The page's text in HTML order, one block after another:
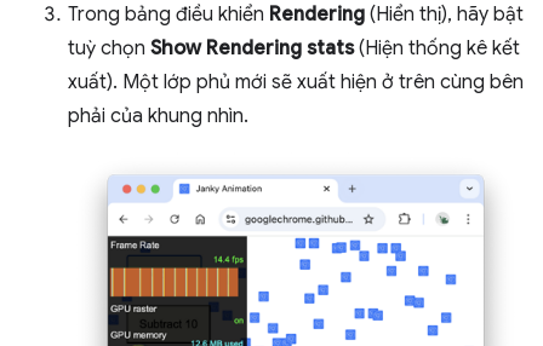
Trong bảng điều khiển Rendering (Hiển thị), hãy bật
tuỳ chọn Show Rendering stats(Hiện thống kê kết
xuất). Một lớp phủ mới sẽ xuất hiện ở trên cùng bên
phải của khung nhìn.